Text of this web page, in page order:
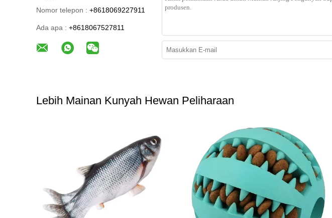
Nomor telepon : +8618069227911
Ada apa : +8618067527811
Lebih Mainan Kunyah Hewan Peliharaan